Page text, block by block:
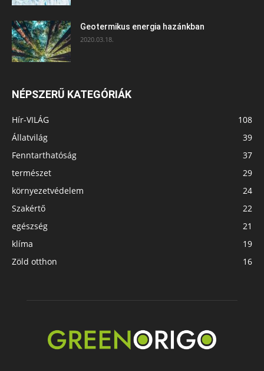
Geotermikus energia hazánkban
2020.03.18.
NÉPSZERŰ KATEGÓRIÁK
Hír-VILÁG
108
Állatvilág
39
Fenntarthatóság
37
természet
29
környezetvédelem
24
Szakértő
22
egészség
21
klíma
19
Zöld otthon
16